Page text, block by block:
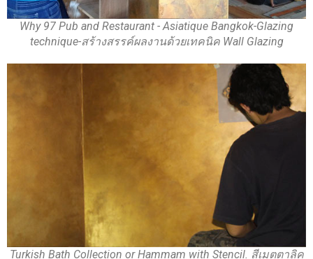
Why 97 Pub and Restaurant - Asiatique Bangkok-Glazing
technique-สร้างสรรค์ผลงานด้วยเทคนิค Wall Glazing
Turkish Bath Collection or Hammam with Stencil. สีเมตตาลิค